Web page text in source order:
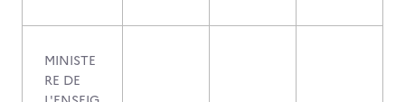
MINISTE
RE DE